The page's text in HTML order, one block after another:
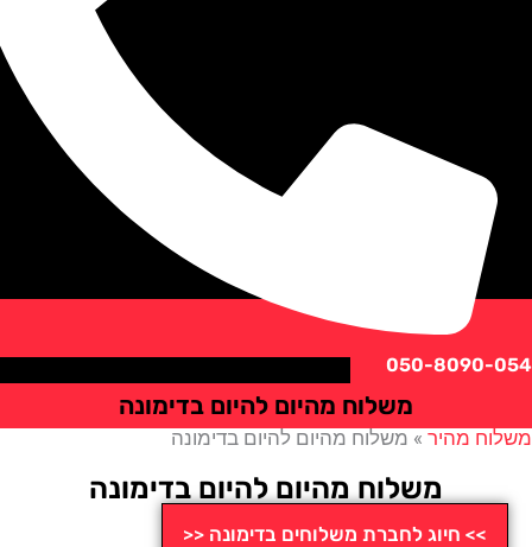
050-
משלוח מהיום להיום בדימונה
מהיר »משלוח מהיום להיום בדימונה
משלוח מהיום להיום בדימונה
>> חיוג לחברת משלוחים בדימונה <<